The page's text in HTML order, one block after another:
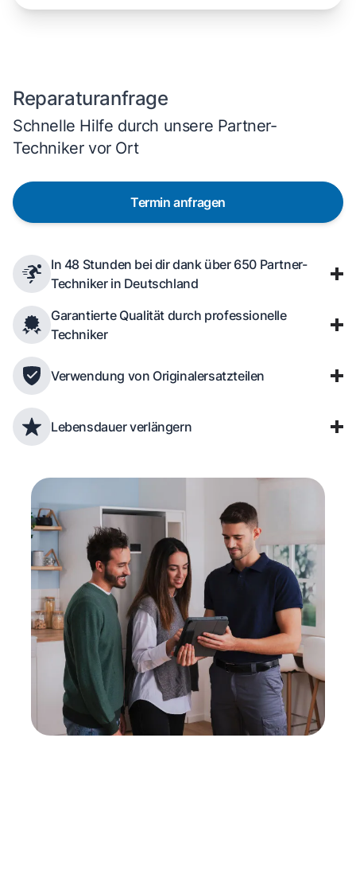
Reparaturanfrage
Schnelle Hilfe durch unsere Partner-
Techniker vor Ort
Termin anfragen
In 48 Stunden bei dir dank über 650 Partner-
Techniker in Deutschland
Garantierte Qualität durch professionelle
Techniker
Verwendung von Originalersatzteilen
Lebensdauer verlängern